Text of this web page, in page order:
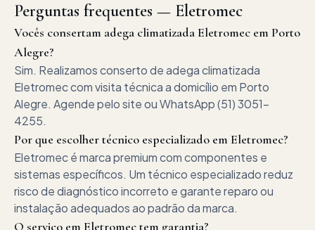
Perguntas frequentes — Eletromec
Vocês consertam adega climatizada Eletromec em Porto
Alegre?
Sim. Realizamos conserto de adega climatizada
Eletromec com visita técnica a domicílio em Porto
Alegre. Agende pelo site ou WhatsApp (51) 3051-
4255.
Por que escolher técnico especializado em Eletromec?
Eletromec é marca premium com componentes e
sistemas específicos. Um técnico especializado reduz
risco de diagnóstico incorreto e garante reparo ou
instalação adequados ao padrão da marca.
O serviço em Eletromec tem garantia?